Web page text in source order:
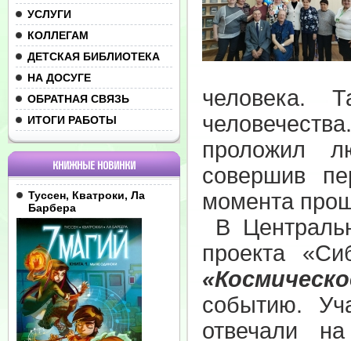
УСЛУГИ
КОЛЛЕГАМ
ДЕТСКАЯ БИБЛИОТЕКА
НА ДОСУГЕ
ОБРАТНАЯ СВЯЗЬ
ИТОГИ РАБОТЫ
КНИЖНЫЕ НОВИНКИ
Туссен, Кватроки, Ла
Барбера
человека.
проложил
совершив
момента
В
проекта
событию.
отвечали